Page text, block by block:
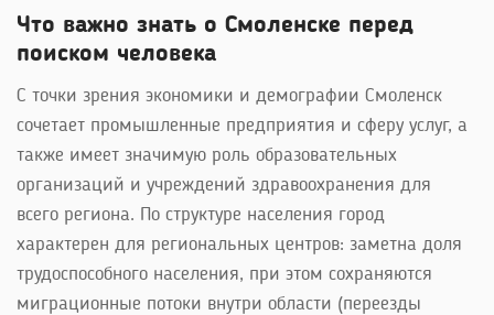
Что важно знать о Смоленске перед
поиском человека
С точки зрения экономики и демографии Смоленск
сочетает промышленные предприятия и сферу услуг, а
также имеет значимую роль образовательных
организаций и учреждений здравоохранения для
всего региона. По структуре населения город
характерен для региональных центров: заметна доля
трудоспособного населения, при этом сохраняются
миграционные потоки внутри области (переезды